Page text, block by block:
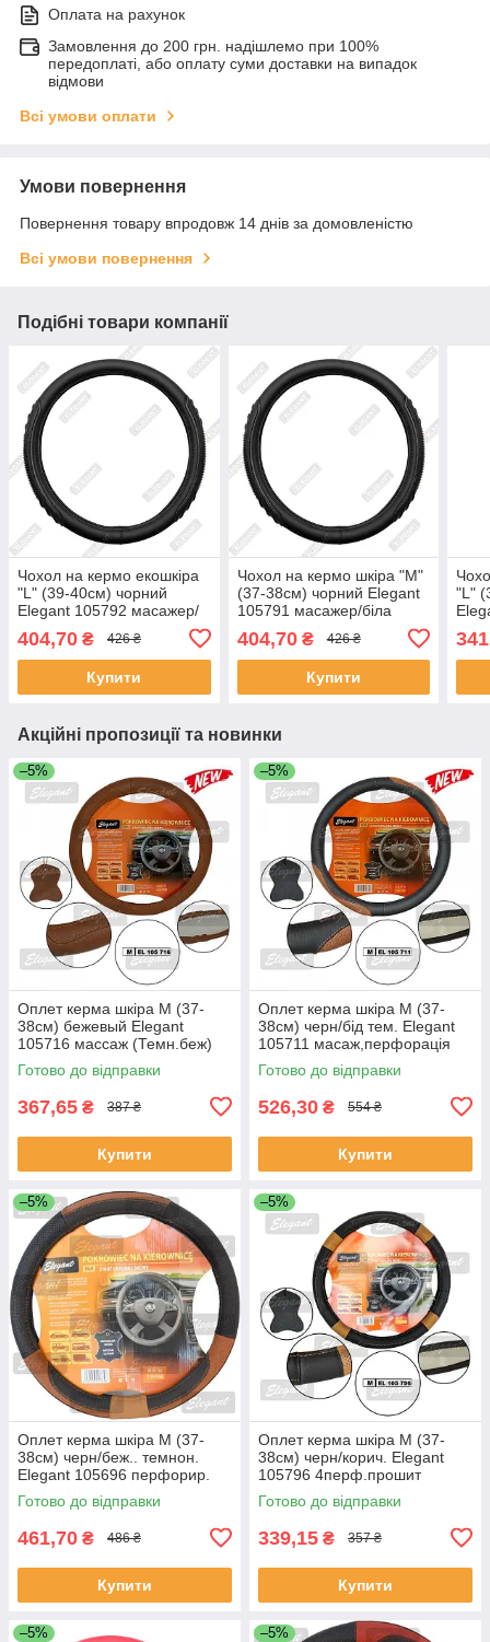
Оплата на рахунок
Замовлення до 200 грн. надішлемо при 100%
передоплаті, або оплату суми доставки на випадок
відмови
Всі умови оплати
Умови повернення
Повернення товару впродовж 14 днів за домовленістю
Всі умови повернення
Подібні товари компанії
Чохол на кермо екошкіра
"L" (39-40см) чорний
Elegant 105792 масажер/
біла основа/1 шов(8,5см)
404,70 ₴ 426 ₴
Купити
Чохол на кермо шкіра "М"
(37-38см) чорний Elegant
105791 масажер/біла
404,70₴ 426 ₴
Купити
"L"
Акційні пропозиції та новинки
–5%
Оплет керма шкіра М (37-
38см) бежевый Elegant
105716 массаж (Темн.беж)
Готово до відправки
367,65 ₴ 387 ₴
Купити
–5%
Оплет керма шкіра М (37-
38см) черн/бід тем. Elegant
105711 масаж,перфорація
(30шт/священ)
Готово до відправки
526,30 ₴ 554 ₴
Купити
–5%
Оплет керма шкіра М (37-
38см) черн/беж.. темнон.
Elegant 105696 перфорир.
Готово до відправки
461,70 ₴ 486 ₴
Купити
–5%
Оплет керма шкіра М (37-
38см) черн/корич. Elegant
105796 4перф.прошит
коричневою (30шт/священ)
Готово до відправки
339,15 ₴ 357 ₴
Купити
–5% –5%